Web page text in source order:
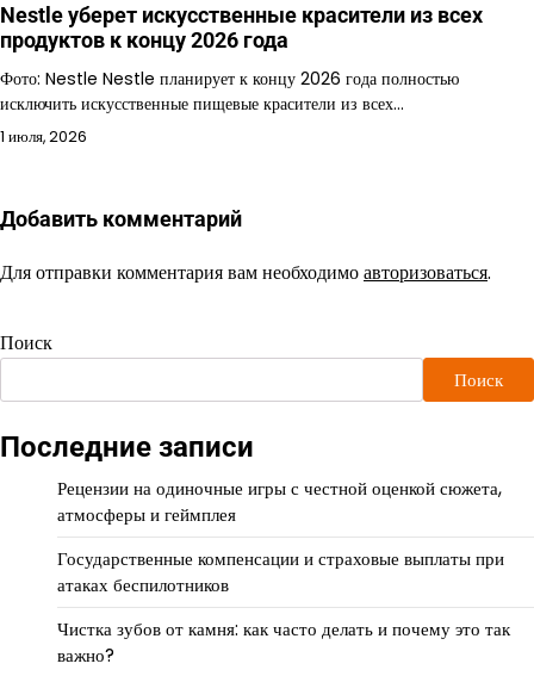
Nestle уберет искусственные красители из всех
продуктов к концу 2026 года
Фото: Nestle Nestle планирует к концу 2026 года полностью
исключить искусственные пищевые красители из всех…
1 июля, 2026
Добавить комментарий
Для отправки комментария вам необходимоавторизоваться.
Поиск
Поиск
Последние записи
Рецензии на одиночные игры с честной оценкой сюжета,
атмосферы и геймплея
Государственные компенсации и страховые выплаты при
атаках беспилотников
Чистка зубов от камня: как часто делать и почему это так
важно?